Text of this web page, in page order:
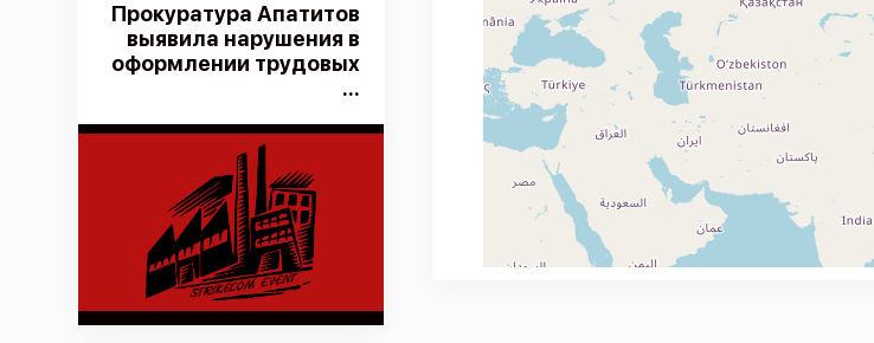
Прокуратура Апатитов
выявила нарушения в
оформлении трудовых
...